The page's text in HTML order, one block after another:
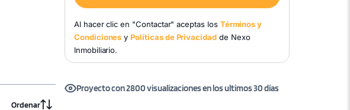
Al hacer clic en "Contactar" aceptas los Términos y
Condiciones yPolíticas de Privacidadde Nexo
Inmobiliario.
Proyecto con 2800 visualizaciones en los ultimos 30 días
Ordenar